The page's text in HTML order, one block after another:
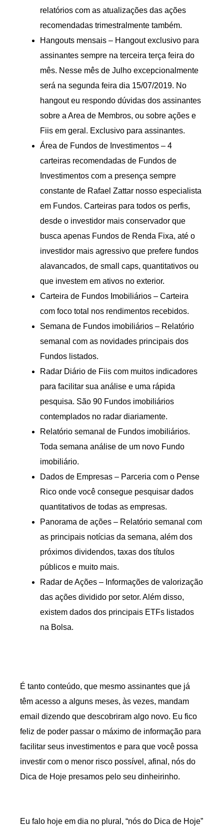
relatórios com as atualizações das ações
recomendadas trimestralmente também.
Hangouts mensais – Hangout exclusivo para
assinantes sempre na terceira terça feira do
mês. Nesse mês de Julho excepcionalmente
será na segunda feira dia 15/07/2019. No
hangout eu respondo dúvidas dos assinantes
sobre a Area de Membros, ou sobre ações e
Fiis em geral. Exclusivo para assinantes.
Área de Fundos de Investimentos – 4
carteiras recomendadas de Fundos de
Investimentos com a presença sempre
constante de Rafael Zattar nosso especialista
em Fundos. Carteiras para todos os perfis,
desde o investidor mais conservador que
busca apenas Fundos de Renda Fixa, até o
investidor mais agressivo que prefere fundos
alavancados, de small caps, quantitativos ou
que investem em ativos no exterior.
Carteira de Fundos Imobiliários – Carteira
com foco total nos rendimentos recebidos.
Semana de Fundos imobiliários – Relatório
semanal com as novidades principais dos
Fundos listados.
Radar Diário de Fiis com muitos indicadores
para facilitar sua análise e uma rápida
pesquisa. São 90 Fundos imobiliários
contemplados no radar diariamente.
Relatório semanal de Fundos imobiliários.
Toda semana análise de um novo Fundo
imobiliário.
Dados de Empresas – Parceria com o Pense
Rico onde você consegue pesquisar dados
quantitativos de todas as empresas.
Panorama de ações – Relatório semanal com
as principais notícias da semana, além dos
próximos dividendos, taxas dos títulos
públicos e muito mais.
Radar de Ações – Informações de valorização
das ações dividido por setor. Além disso,
existem dados dos principais ETFs listados
na Bolsa.
É tanto conteúdo, que mesmo assinantes que já
têm acesso a alguns meses, às vezes, mandam
email dizendo que descobriram algo novo. Eu fico
feliz de poder passar o máximo de informação para
facilitar seus investimentos e para que você possa
investir com o menor risco possível, afinal, nós do
Dica de Hoje presamos pelo seu dinheirinho.
Eu falo hoje em dia no plural, “nós do Dica de Hoje”